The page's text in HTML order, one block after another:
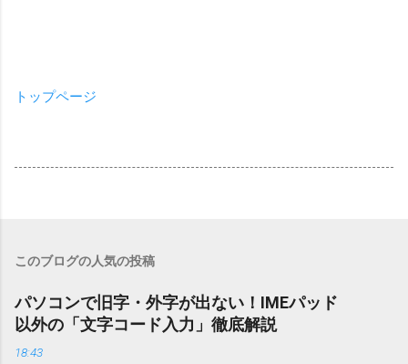
トップページ
このブログの人気の投稿
パソコンで旧字・外字が出ない！IMEパッド
以外の「文字コード入力」徹底解説
18:43